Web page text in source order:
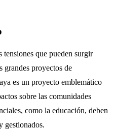
que pueden surgir
grandes proyectos de
es un proyecto emblemático
sobre las comunidades
como la educación, deben
gestionados.